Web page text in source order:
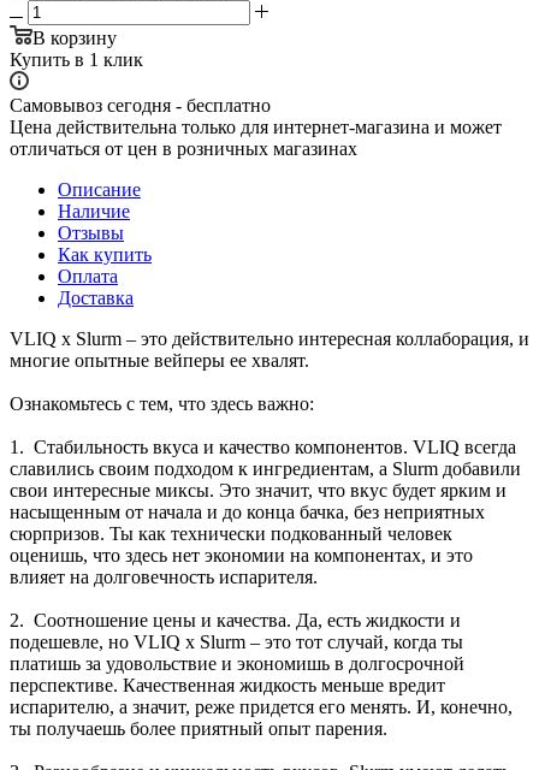
В корзину
Купить в 1 клик
Самовывоз сегодня - бесплатно
Цена действительна только для интернет-магазина и может
отличаться от цен в розничных магазинах
Описание
Наличие
Отзывы
Как купить
Оплата
Доставка
VLIQ х Slurm – это действительно интересная коллаборация, и
многие опытные вейперы ее хвалят.
Ознакомьтесь с тем, что здесь важно:
1. Стабильность вкуса и качество компонентов. VLIQ всегда
славились своим подходом к ингредиентам, а Slurm добавили
свои интересные миксы. Это значит, что вкус будет ярким и
насыщенным от начала и до конца бачка, без неприятных
сюрпризов. Ты как технически подкованный человек
оценишь, что здесь нет экономии на компонентах, и это
влияет на долговечность испарителя.
2. Соотношение цены и качества. Да, есть жидкости и
подешевле, но VLIQ х Slurm – это тот случай, когда ты
платишь за удовольствие и экономишь в долгосрочной
перспективе. Качественная жидкость меньше вредит
испарителю, а значит, реже придется его менять. И, конечно,
ты получаешь более приятный опыт парения.